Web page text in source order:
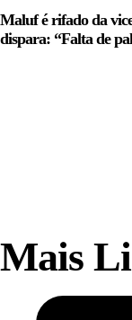
Maluf é rifado da
dispara: “Falta de
Mais